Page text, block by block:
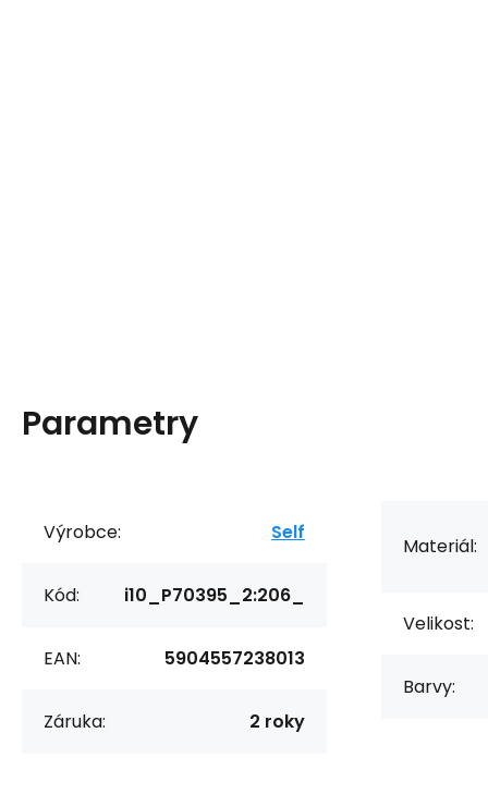
Parametry
Výrobce: Self
Kód: i10_P70395_2:206_
EAN: 5904557238013
Záruka: 2 roky
Materiál:
Velikost:
Barvy: